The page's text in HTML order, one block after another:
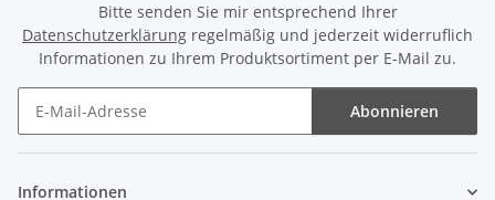
Bitte senden Sie mir entsprechend Ihrer
Datenschutzerklärung regelmäßig und jederzeit widerruflich
Informationen zu Ihrem Produktsortiment per E-Mail zu.
Abonnieren
Informationen